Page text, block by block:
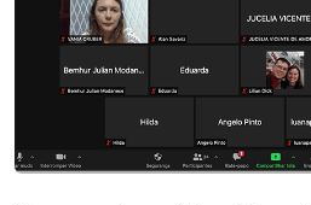
Editora
Rádio
Museu